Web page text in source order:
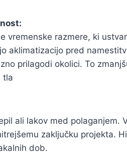
vremenske razmere, ki
aklimatizacijo pred
prilagodi okolici. To
tla
ali lakov med
zaključku projekta.
dob.